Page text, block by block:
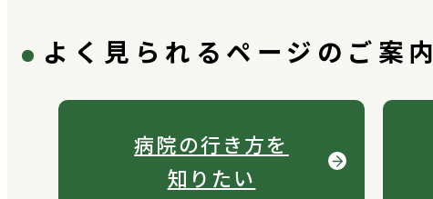
よく見られるページのご案内
病院の行き方を
知りたい